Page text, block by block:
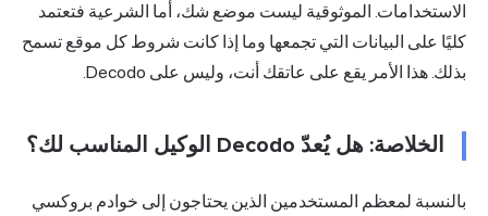
الاستخدامات. الموثوقية ليست موضع شك، أما الشرعية فتعتمد
كليًا على البيانات التي تجمعها وما إذا كانت شروط كل موقع تسمح
بذلك. هذا الأمر يقع على عاتقك أنت، وليس على Decodo.
الخلاصة: هل يُعدّ Decodo الوكيل المناسب لك؟
بالنسبة لمعظم المستخدمين الذين يحتاجون إلى خوادم بروكسي